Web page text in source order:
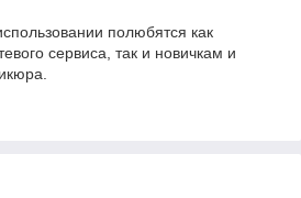
полюбятся как
сервиса, так и новичкам и